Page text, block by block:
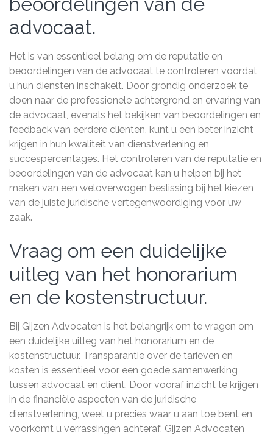
advocaat.
Het is van essentieel belang om de reputatie en
beoordelingen van de advocaat te controleren voordat
u hun diensten inschakelt. Door grondig onderzoek te
doen naar de professionele achtergrond en ervaring van
de advocaat, evenals het bekijken van beoordelingen en
feedback van eerdere cliënten, kunt u een beter inzicht
krijgen in hun kwaliteit van dienstverlening en
succespercentages. Het controleren van de reputatie en
beoordelingen van de advocaat kan u helpen bij het
maken van een weloverwogen beslissing bij het kiezen
van de juiste juridische vertegenwoordiging voor uw
zaak.
Vraag om een ​​duidelijke
uitleg van het honorarium
en de kostenstructuur.
Bij Gijzen Advocaten is het belangrijk om te vragen om
een duidelijke uitleg van het honorarium en de
kostenstructuur. Transparantie over de tarieven en
kosten is essentieel voor een goede samenwerking
tussen advocaat en cliënt. Door vooraf inzicht te krijgen
in de financiële aspecten van de juridische
dienstverlening, weet u precies waar u aan toe bent en
voorkomt u verrassingen achteraf. Gijzen Advocaten